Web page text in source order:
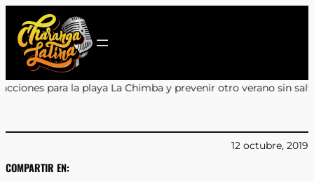
contenido
y prevenir otro verano sin salvavidas•Encuentro y
COMPARTIR EN:
12 octubre, 2019